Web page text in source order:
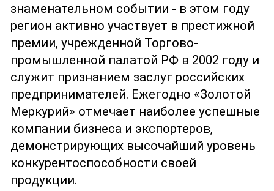
знаменательном событии - в этом году
регион активно участвует в престижной
премии, учрежденной Торгово-
промышленной палатой РФ в 2002 году и
служит признанием заслуг российских
предпринимателей. Ежегодно «Золотой
Меркурий» отмечает наиболее успешные
компании бизнеса и экспортеров,
демонстрирующих высочайший уровень
конкурентоспособности своей
продукции.